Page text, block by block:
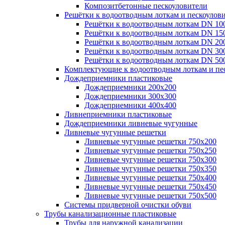
Композитбетонные пескоуловители
Решётки к водоотводным лоткам и
Решётки к водоотводным лоткам DN
Решётки к водоотводным лоткам DN
Решётки к водоотводным лоткам DN
Решётки к водоотводным лоткам DN
Решётки к водоотводным лоткам DN
Комплектующие к водоотводным лоткам и
Дождеприемники пластиковые
Дождеприемники 200х200
Дождеприемники 300х300
Дождеприемники 400х400
Ливнеприемники пластиковые
Дождеприемники ливневые чугунные
Ливневые чугунные решетки
Ливневые чугунные решетки 750х200
Ливневые чугунные решетки 750х250
Ливневые чугунные решетки 750х300
Ливневые чугунные решетки 750х350
Ливневые чугунные решетки 750х400
Ливневые чугунные решетки 750х450
Ливневые чугунные решетки 750х500
Системы придверной очистки обуви
Трубы канализационные пластиковые
Трубы для наружной канализации